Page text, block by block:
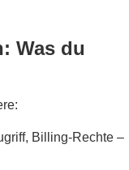
Was du
Billing-Rechte –